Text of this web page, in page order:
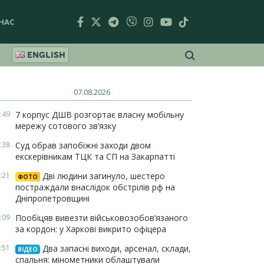
ENGLISH
07.08.2026
7 корпус ДШВ розгортає власну мобільну
мережу сотового зв’язку
Суд обрав запобіжні заходи двом
екскерівникам ТЦК та СП на Закарпатті
ФОТО
Дві людини загинуло, шестеро
постраждали внаслідок обстрілів рф на
Дніпропетровщині
Пообіцяв вивезти військовозобов’язаного
за кордон: у Харкові викрито офіцера
ВІДЕО
Два запасні виходи, арсенал, склади,
спальня: мінометники облаштували